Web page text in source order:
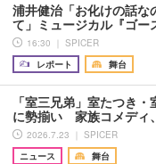
浦井健治「お化けの話な
て」ミュージカル『ゴー
16:30 ｜ SPICER
レポート
舞台
「室三兄弟」室たつき
に勢揃い 家族コメディ
2026.7.23 ｜ SPICER
ニュース
舞台